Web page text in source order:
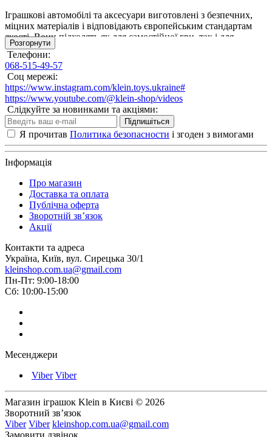
Іграшкові автомобілі та аксесуари виготовлені з безпечних,
міцних матеріалів і відповідають європейським стандартам
якості. Вони підходять як для самостійної гри, так і для
спільних занять з друзями або батьками, допомагаючи
розвивати моторику, просторове мислення та увагу. Дорожні
знаки й тематичні набори роблять гру більш реалістичною та
пізнавальною, поєднуючи розвагу з навчанням.
Обираючи дитячі машинки та аксесуари в klein-shop.com.ua,
ви купуєте оригінальні іграшки Klein в офіційному магазині в
Україні. Ми пропонуємо зручне онлайн-замовлення, швидку
доставку та професійну підтримку, щоб кожна покупка
приносила радість і користь вашій дитині.
Розгорнути
Телефони:
068-515-49-57
Соц мережі:
https://www.instagram.com/klein.toys.ukraine#
https://www.youtube.com/@klein-shop/videos
Слідкуйте за новинками та акціями:
Підпишіться
Я прочитав Политика безопасности і згоден з вимогами
Інформація
Про магазин
Доставка та оплата
Публічна оферта
Зворотній зв’язок
Акції
Контакти та адреса
Україна, Київ, вул. Сирецька 30/1
kleinshop.com.ua@gmail.com
Пн-Пт: 9:00-18:00
Сб: 10:00-15:00
Месенджери
Viber Viber
Магазин іграшок Klein в Києві © 2026
Зворотний зв’язок
Viber Viber kleinshop.com.ua@gmail.com
Замовити дзвінок